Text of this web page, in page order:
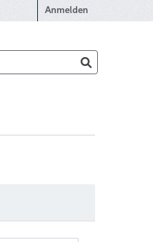
Anmelden